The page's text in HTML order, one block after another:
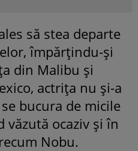
să stea departe
împărțindu-și
din Malibu și
actrița nu și-a
bucura de micile
văzută ocaziv și în
Nobu.